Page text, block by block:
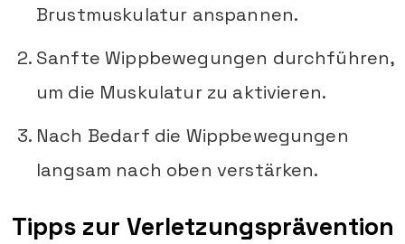
Brustmuskulatur anspannen.
Sanfte Wippbewegungen durchführen,
um die Muskulatur zu aktivieren.
Nach Bedarf die Wippbewegungen
langsam nach oben verstärken.
Tipps zur Verletzungsprävention